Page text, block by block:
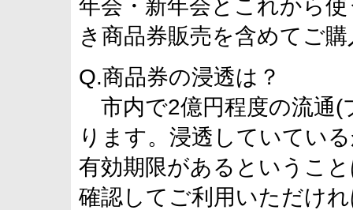
年会・新年会とこれから
き商品券販売を含めてご
Q.商品券の浸透は？
市内で2億円程度の流通(
ります。浸透していてい
有効期限があるというこ
確認してご利用いただけ